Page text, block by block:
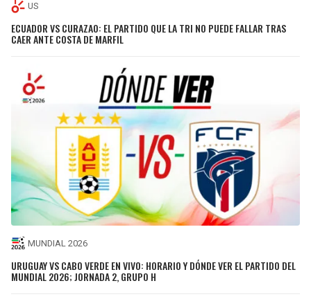
US
ECUADOR VS CURAZAO: EL PARTIDO QUE LA TRI NO PUEDE FALLAR TRAS
CAER ANTE COSTA DE MARFIL
MUNDIAL 2026
URUGUAY VS CABO VERDE EN VIVO: HORARIO Y DÓNDE VER EL PARTIDO DEL
MUNDIAL 2026; JORNADA 2, GRUPO H